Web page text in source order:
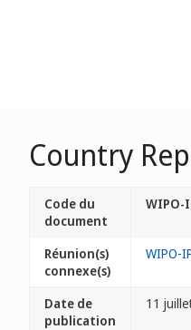
Country
Code du
document
WIPO-
Réunion(s)
connexe(s)
WIPO-
Date de
publication
11